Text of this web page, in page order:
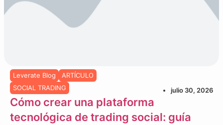
Leverate Blog
ARTÍCULO
SOCIAL TRADING
julio 30, 2026
Cómo crear una plataforma
tecnológica de trading social: guía